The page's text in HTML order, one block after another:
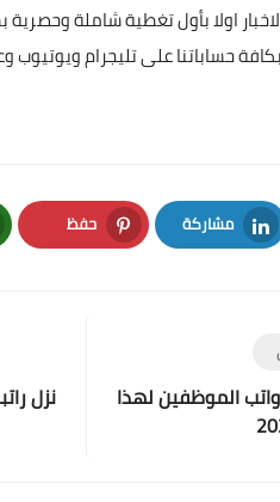
اولا بأول تغطية شاملة
مشاركة
LinkedIn
حفظ
Pinterest
نزل
الموظفين لهذا